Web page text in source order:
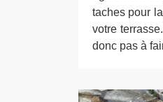
taches pour
votre
donc pas à